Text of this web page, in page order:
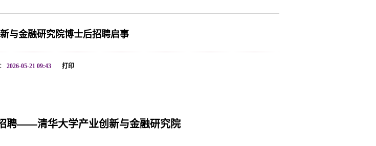
与金融研究院博士后招聘启事
2026-05-21 09:43 打印
聘——清华大学产业创新与金融研究院